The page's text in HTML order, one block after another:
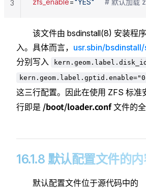
3
该文件由 bsdinstall(8) 安装程
入。具体而言， usr.sbin/
分别写入
这三行配置。因此在使用 ZFS 标准
行即是 /boot/loader.conf文件的全
16.1.8 默认配置文件的
默认配置文件位于源代码中的